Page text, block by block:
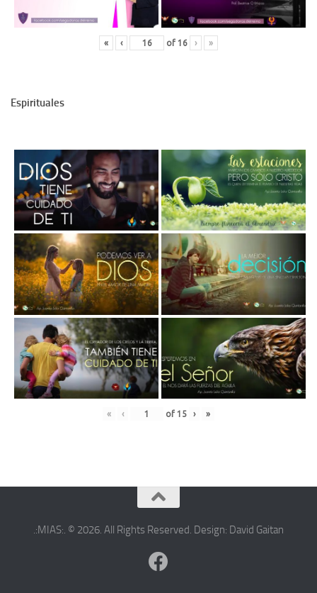
« ‹ of 16 › »
Espirituales
« ‹ of 15 › »
.:MIAS:. © 2026. All Rights Reserved. Design: David Gaitan